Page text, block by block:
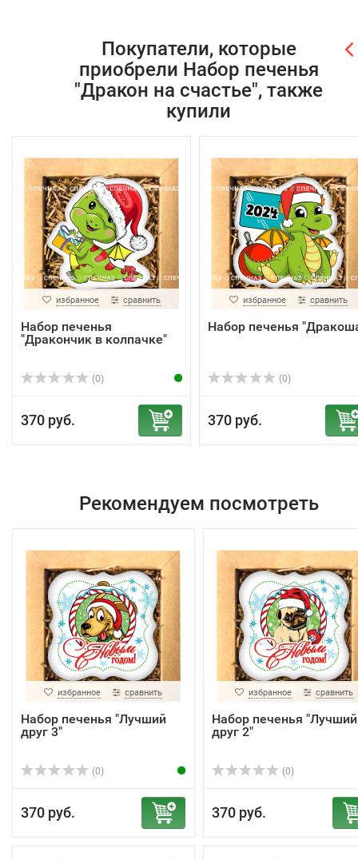
Покупатели, которые
приобрели Набор печенья
"Дракон на счастье", также
купили
избранное сравнить
Набор печенья
"Дракончик в колпачке"
(0)
370 руб.
избранное сравнить
Набор печенья
(0)
370 руб.
Рекомендуем посмотреть
избранное сравнить
Набор печенья "Лучший
друг 3"
(0)
370 руб.
избранное сравнить
Набор печенья "Лучший
друг 2"
(0)
370 руб.